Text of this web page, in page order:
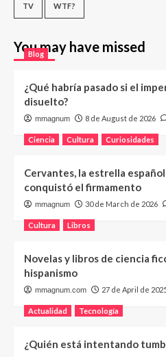
TV WTF?
You may have missed
Blog
¿Qué habría pasado si el
disuelto?
mmagnum 8 de August de 2026
Ciencia Cultura Curiosidades
Cervantes, la estrella
conquistó el firmamento
mmagnum 30 de March de 2026
Cultura Libros
Novelas y libros de ciencia
hispanismo
mmagnum.com 27 de April de
Actualidad Tecnología
¿Quién está intentando